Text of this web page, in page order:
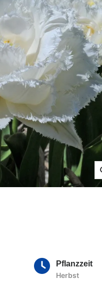
Pflanzzeit
Herbst